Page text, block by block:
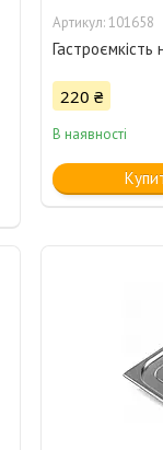
101658
Гастроємкість
220 ₴
В наявності